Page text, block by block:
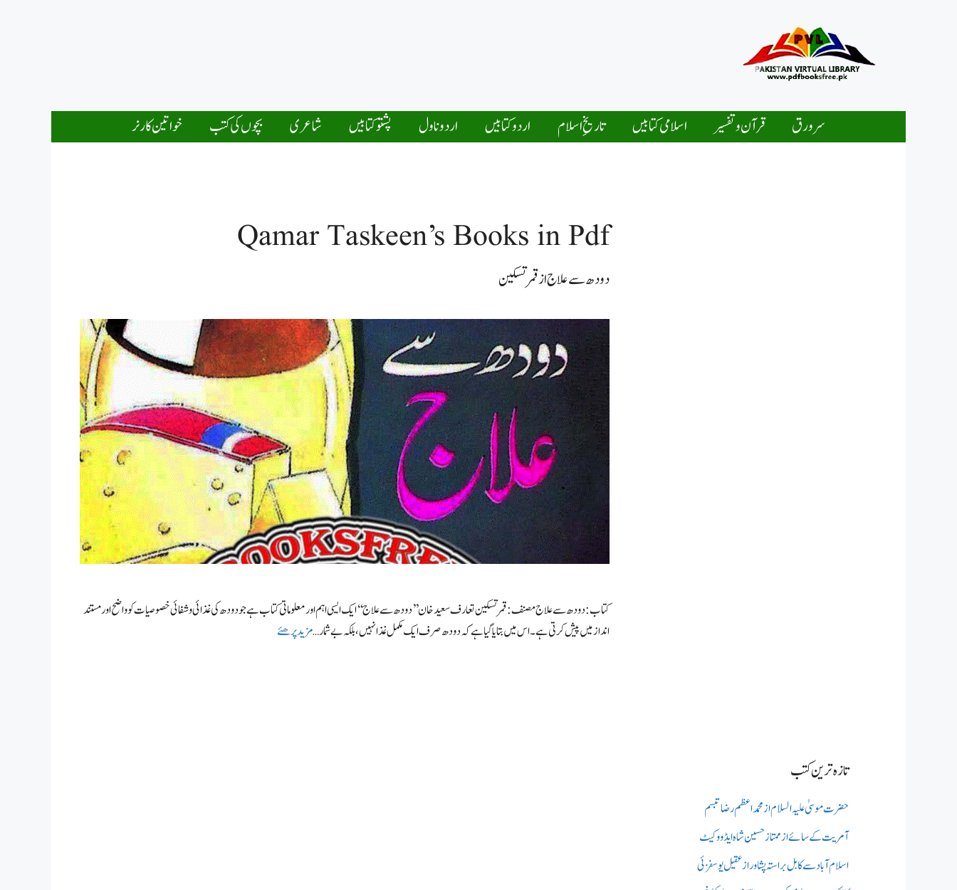
سرورق قرآن و تفسیر اسلامی کتابیں تاریخِ اسلام اردو کتابیں اردو ناول پشتو کتابیں شاعری بچوں کی کتب خواتین کارنر
Qamar Taskeen’s Books in Pdf
دودھ سے علاج از قمر تسکین
کتاب: دودھ سے علاج مصنف: قمر تسکین تعارف سعیدخان ’’دودھ سے علاج‘‘ ایک ایسی اہم اور معلوماتی کتاب ہے جو دودھ کی غذائی و شفائی خصوصیات کو واضح اور مستند
انداز میں پیش کرتی ہے۔ اس میں بتایا گیا ہے کہ دودھ صرف ایک مکمل غذا نہیں، بلکہ بے شمار …مزید پرھئے
تازہ ترین کتب
حضرت موسیٰ علیہ السلام از محمد اعظم رضا تبسم
آمریت کے سائے از ممتاز حسین شاہ ایڈووکیٹ
اسلام آباد سے کابل براستہ پشاور از عقیل یوسفزئی